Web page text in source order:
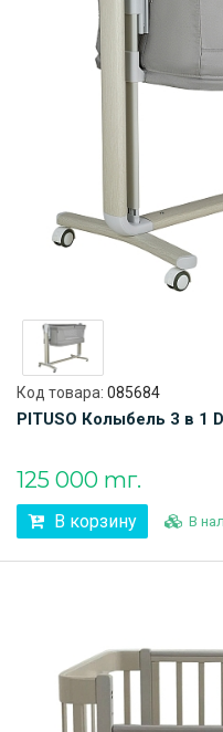
Код товара: 085684
PITUSO Колыбель 3 в 1
125 000 тг.
В корзину В